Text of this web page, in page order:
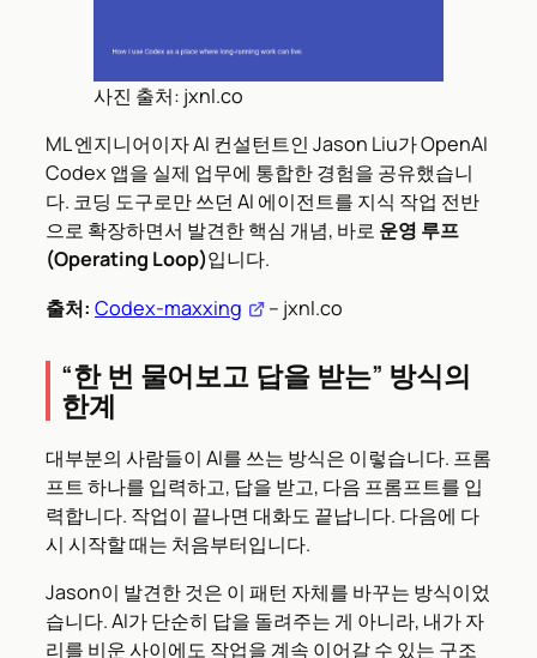
사진 출처: jxnl.co
ML 엔지니어이자 AI 컨설턴트인 Jason Liu가 OpenAI
Codex 앱을 실제 업무에 통합한 경험을 공유했습니
다. 코딩 도구로만 쓰던 AI 에이전트를 지식 작업 전반
으로 확장하면서 발견한 핵심 개념, 바로 운영 루프
(Operating Loop)입니다.
출처: Codex-maxxing – jxnl.co
“한 번 물어보고 답을 받는” 방식의
한계
대부분의 사람들이 AI를 쓰는 방식은 이렇습니다. 프롬
프트 하나를 입력하고, 답을 받고, 다음 프롬프트를 입
력합니다. 작업이 끝나면 대화도 끝납니다. 다음에 다
시 시작할 때는 처음부터입니다.
Jason이 발견한 것은 이 패턴 자체를 바꾸는 방식이었
습니다. AI가 단순히 답을 돌려주는 게 아니라, 내가 자
리를 비운 사이에도 작업을 계속 이어갈 수 있는 구조